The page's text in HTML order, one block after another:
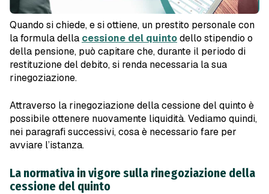
Quando si chiede, e si ottiene, un prestito personale con
la formula della cessione del quintodello stipendio o
della pensione, può capitare che, durante il periodo di
restituzione del debito, si renda necessaria la sua
rinegoziazione.
Attraverso la rinegoziazione della cessione del quinto è
possibile ottenere nuovamente liquidità. Vediamo quindi,
nei paragrafi successivi, cosa è necessario fare per
avviare l’istanza.
La normativa in vigore sulla rinegoziazione della
cessione del quinto